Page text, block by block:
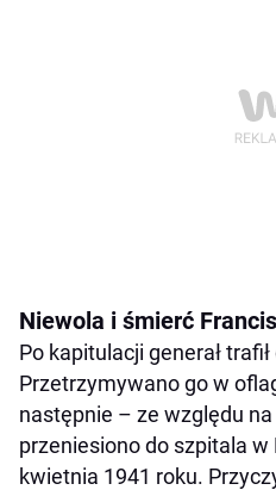
Niewola i śmierć
Po kapitulacji generał
Przetrzymywano go w
następnie – ze względu
przeniesiono do szpitala w
kwietnia 1941 roku.